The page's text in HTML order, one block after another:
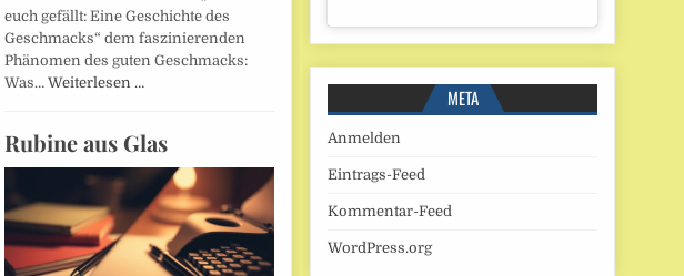
euch gefällt: Eine Geschichte des
Geschmacks“ dem faszinierenden
Phänomen des guten Geschmacks:
Was… Weiterlesen …
Rubine aus Glas
META
Anmelden
Eintrags-Feed
Kommentar-Feed
WordPress.org